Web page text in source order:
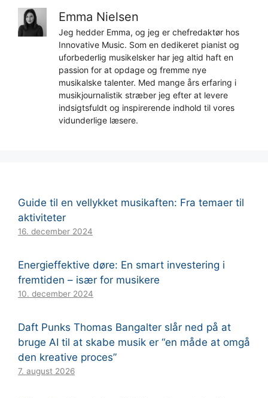
Emma Nielsen
Jeg hedder Emma, og jeg er chefredaktør hos
Innovative Music. Som en dedikeret pianist og
uforbederlig musikelsker har jeg altid haft en
passion for at opdage og fremme nye
musikalske talenter. Med mange års erfaring i
musikjournalistik stræber jeg efter at levere
indsigtsfuldt og inspirerende indhold til vores
vidunderlige læsere.
Guide til en vellykket musikaften: Fra temaer til
aktiviteter
16. december 2024
Energieffektive døre: En smart investering i
fremtiden – især for musikere
10. december 2024
Daft Punks Thomas Bangalter slår ned på at
bruge AI til at skabe musik er “en måde at omgå
den kreative proces”
7. august 2026